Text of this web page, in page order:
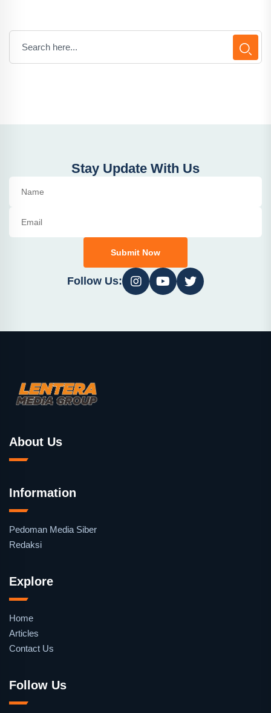
Stay Update With Us
Submit Now
Follow Us:
About Us
Information
Pedoman Media Siber
Redaksi
Explore
Home
Articles
Contact Us
Follow Us